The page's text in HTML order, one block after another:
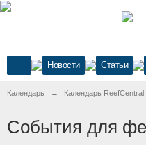
Новости Статьи
Календарь → Календарь
События для